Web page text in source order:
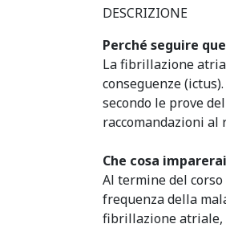
DESCRIZIONE
Perché seguire
La fibrillazione
conseguenze
secondo le prove
raccomandazioni
Che cosa
Al termine del
frequenza della
fibrillazione atriale,